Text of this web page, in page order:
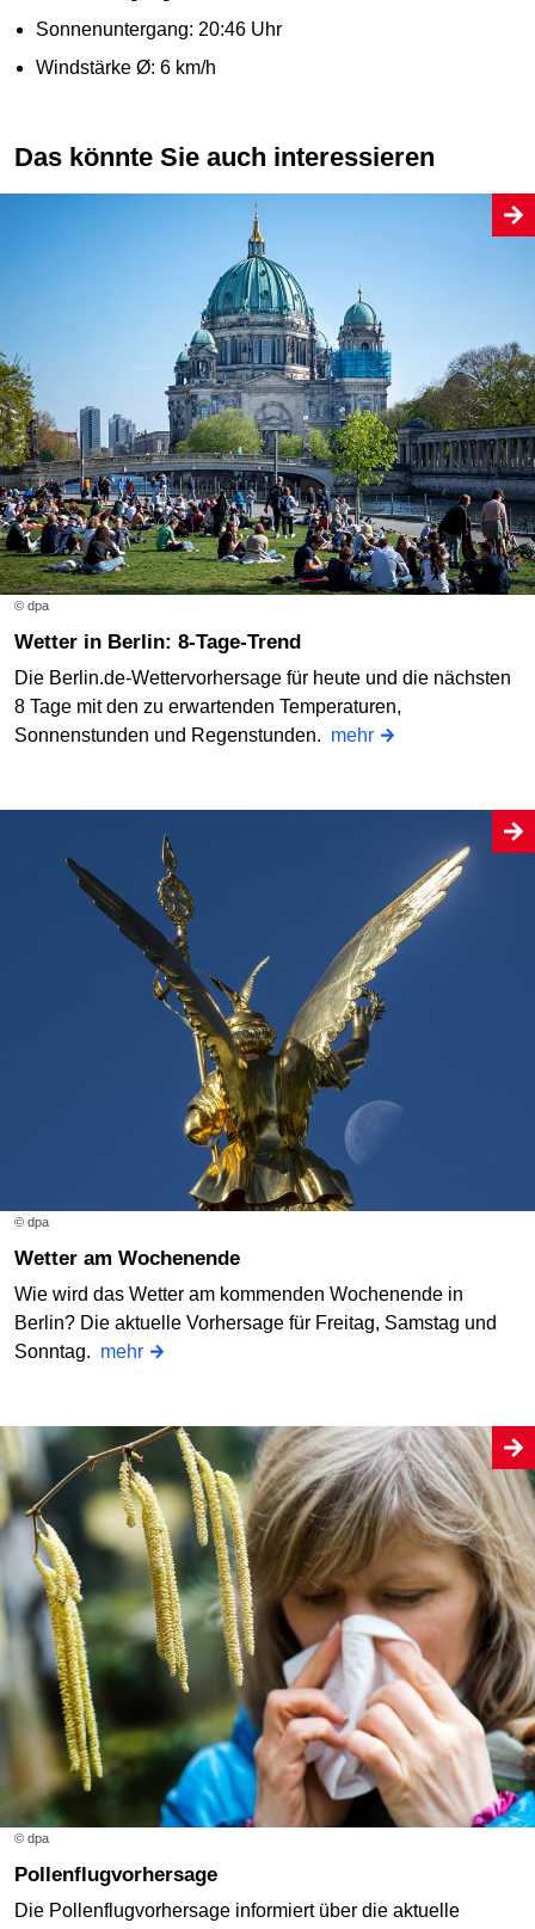
Sonnenuntergang: 20:46 Uhr
Windstärke Ø: 6 km/h
Das könnte Sie auch interessieren
© dpa
Wetter in Berlin: 8-Tage-Trend
Die Berlin.de-Wettervorhersage für heute und die nächsten
8 Tage mit den zu erwartenden Temperaturen,
Sonnenstunden und Regenstunden. mehr
© dpa
Wetter am Wochenende
Wie wird das Wetter am kommenden Wochenende in
Berlin? Die aktuelle Vorhersage für Freitag, Samstag und
Sonntag. mehr
© dpa
Pollenflugvorhersage
Die Pollenflugvorhersage informiert über die aktuelle